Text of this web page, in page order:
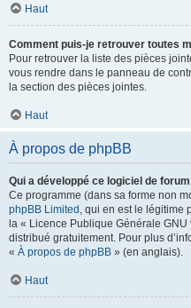
Haut
Comment puis-je retrouver toutes
Pour retrouver la liste des pièces
vous rendre dans le panneau de
la section des pièces jointes.
Haut
À propos de phpBB
Qui a développé ce logiciel de
Ce programme (dans sa forme non
phpBB Limited , qui en est le légitime
la « Licence Publique Générale
distribué gratuitement. Pour plus
« À propos de phpBB » (en anglais).
Haut